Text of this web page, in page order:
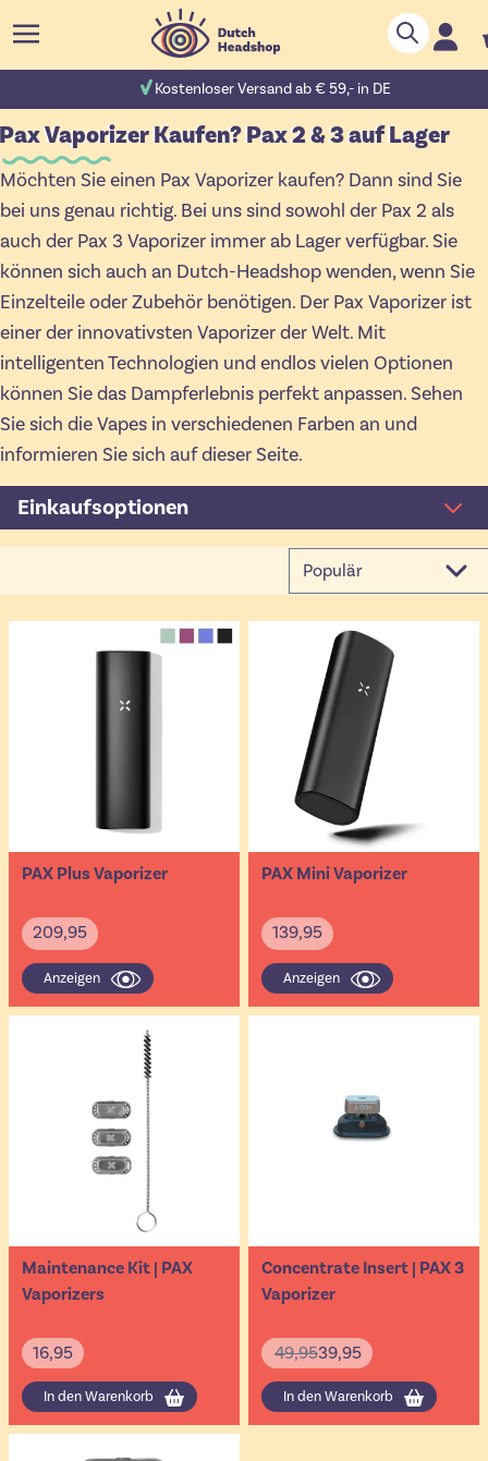
Suche
Kostenloser Versand ab € 59,- in DE
Pax Vaporizer Kaufen? Pax 2 & 3 auf Lager
Möchten Sie einen Pax Vaporizer kaufen? Dann sind Sie
bei uns genau richtig. Bei uns sind sowohl der Pax 2 als
auch der Pax 3 Vaporizer immer ab Lager verfügbar. Sie
können sich auch an Dutch-Headshop wenden, wenn Sie
Einzelteile oder Zubehör benötigen. Der Pax Vaporizer ist
einer der innovativsten Vaporizer der Welt. Mit
intelligenten Technologien und endlos vielen Optionen
können Sie das Dampferlebnis perfekt anpassen. Sehen
Sie sich die Vapes in verschiedenen Farben an und
informieren Sie sich auf dieser Seite.
Einkaufsoptionen
PAX Plus Vaporizer
209,95
Anzeigen
PAX Mini Vaporizer
139,95
Anzeigen
Maintenance Kit | PAX
Vaporizers
16,95
In den Warenkorb
Concentrate Insert | PAX 3
Vaporizer
39,95
49,95
In den Warenkorb